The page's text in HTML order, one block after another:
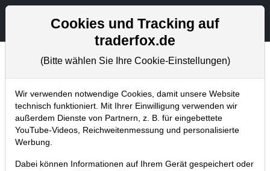
Aktien- und Artikelsuche
Aktuelles
Home Blog Aktuelles
Live Trading Performance
03.08.2011 um 17:07 Uhr
Cookies und Tracking auf
traderfox.de
(Bitte wählen Sie Ihre Cookie-Einstellungen)
Wir verwenden notwendige Cookies, damit unsere Website
technisch funktioniert. Mit Ihrer Einwilligung verwenden wir
außerdem Dienste von Partnern, z. B. für eingebettete
YouTube-Videos, Reichweitenmessung und personalisierte
Werbung.
Dabei können Informationen auf Ihrem Gerät gespeichert oder